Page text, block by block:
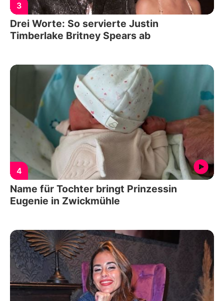
3
Drei Worte: So servierte Justin
Timberlake Britney Spears ab
4
Name für Tochter bringt Prinzessin
Eugenie in Zwickmühle